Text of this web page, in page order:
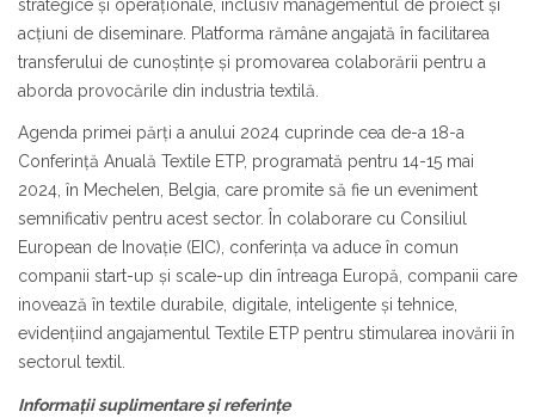
strategice și operaționale, inclusiv managementul de proiect și
acțiuni de diseminare. Platforma rămâne angajată în facilitarea
transferului de cunoștințe și promovarea colaborării pentru a
aborda provocările din industria textilă.
Agenda primei părți a anului 2024 cuprinde cea de-a 18-a
Conferință Anuală Textile ETP, programată pentru 14-15 mai
2024, în Mechelen, Belgia, care promite să fie un eveniment
semnificativ pentru acest sector. În colaborare cu Consiliul
European de Inovație (EIC), conferința va aduce în comun
companii start-up și scale-up din întreaga Europă, companii care
inovează în textile durabile, digitale, inteligente și tehnice,
evidențiind angajamentul Textile ETP pentru stimularea inovării în
sectorul textil.
Informații suplimentare și referințe